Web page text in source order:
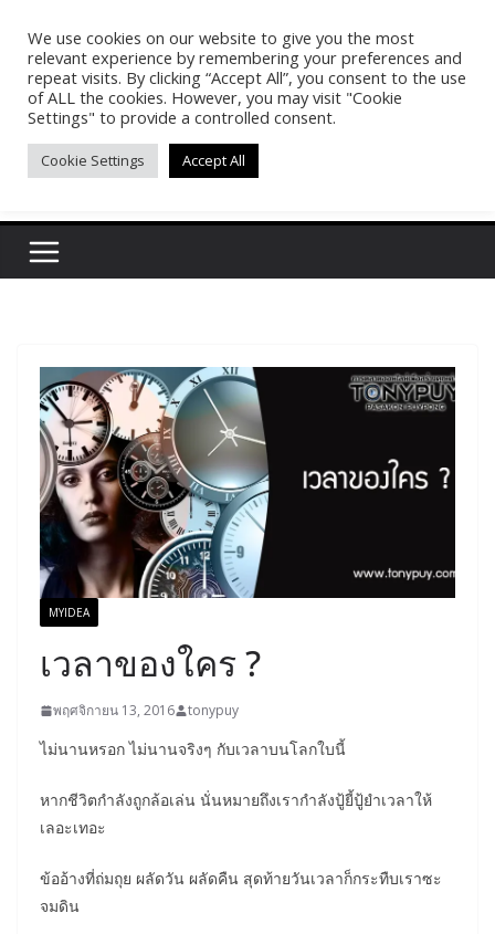
contentPasakon Puypong
(tonypuy)
เปิดพื้นที่การเรียนรู้และพร้อมแบ่งปันของผม
MYIDEA
เวลาของใคร ?
พฤศจิกายน 13, 2016 tonypuy
ไม่นานหรอก ไม่นานจริงๆ กับเวลาบนโลกใบนี้
หากชีวิตกำลังถูกล้อเล่น นั่นหมายถึงเรากำลังปู้ยี้ปู้ยำเวลาให้
เลอะเทอะ
ข้ออ้างที่ถ่มถุย ผลัดวัน ผลัดคืน สุดท้ายวันเวลาก็กระทืบเราซะ
จมดิน
We use cookies on our website to give you the most
relevant experience by remembering your preferences and
repeat visits. By clicking “Accept All”, you consent to the use
of ALL the cookies. However, you may visit "Cookie
Settings" to provide a controlled consent.
Cookie Settings Accept All